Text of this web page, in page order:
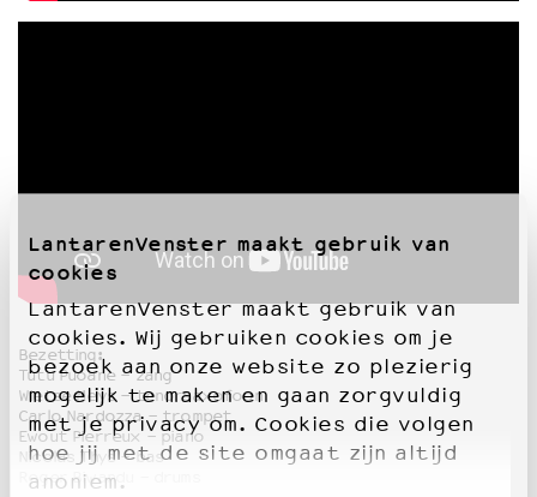
LantarenVenster maakt gebruik van
cookies
LantarenVenster maakt gebruik van
cookies. Wij gebruiken cookies om je
bezoek aan onze website zo plezierig
mogelijk te maken en gaan zorgvuldig
met je privacy om. Cookies die volgen
hoe jij met de site omgaat zijn altijd
anoniem.
Bezetting:
Tutu Puoane - zang
Wietse Meys - tenorsaxofoon
Carlo Nardozza - trompet
Ewout Pierreux - piano
Nicolas Thys - bas
Roger Biwandu - drums